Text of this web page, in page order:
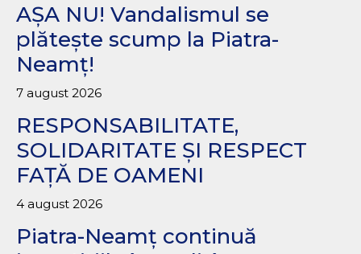
AȘA NU! Vandalismul se
plătește scump la Piatra-
Neamț!
7 august 2026
RESPONSABILITATE,
SOLIDARITATE ȘI RESPECT
FAȚĂ DE OAMENI
4 august 2026
Piatra-Neamț continuă